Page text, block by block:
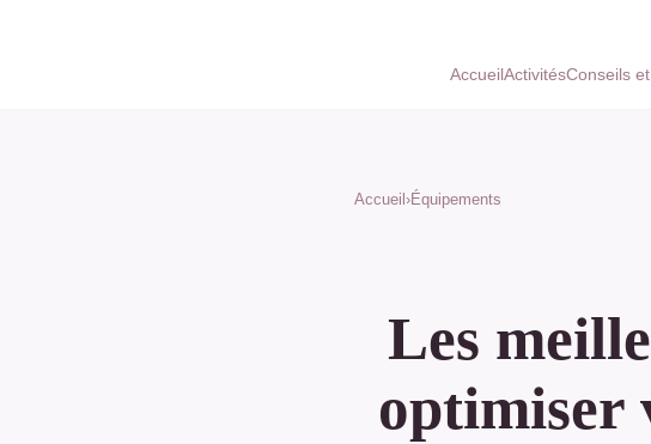
AccueilActivitésConseils
Accueil ›Équipements
Les
optimiser